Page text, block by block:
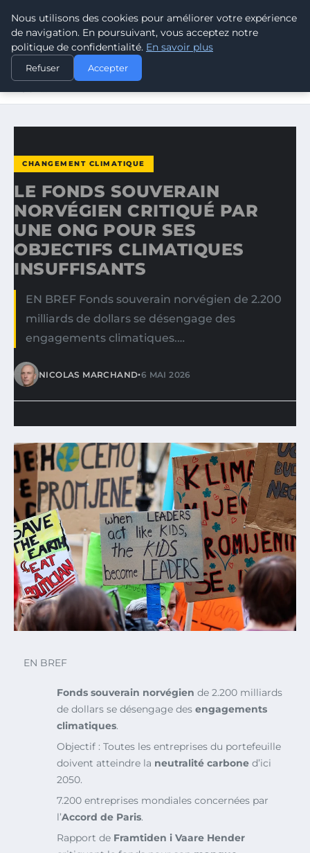
CLIMATE RESPONSE BLOG
ACCUEIL
CHANGEMENT CLIMATIQUE
LE FONDS SOUVERAIN NORVÉGIEN CRITIQUÉ PAR UNE ONG
CHANGEMENT CLIMATIQUE
LE FONDS SOUVERAIN
NORVÉGIEN CRITIQUÉ PAR
UNE ONG POUR SES
OBJECTIFS CLIMATIQUES
INSUFFISANTS
EN BREF Fonds souverain norvégien de 2.200
milliards de dollars se désengage des
engagements climatiques.…
NICOLAS MARCHAND•6 MAI 2026
EN BREF
Fonds souverain norvégien de 2.200 milliards
de dollars se désengage des engagements
climatiques.
Objectif : Toutes les entreprises du portefeuille
doivent atteindre la neutralité carbone d’ici
2050.
7.200 entreprises mondiales concernées par
l’Accord de Paris.
Rapport de Framtiden i Vaare Hender
Nous utilisons des cookies pour améliorer votre expérience
de navigation. En poursuivant, vous acceptez notre
politique de confidentialité. En savoir plus
Refuser Accepter